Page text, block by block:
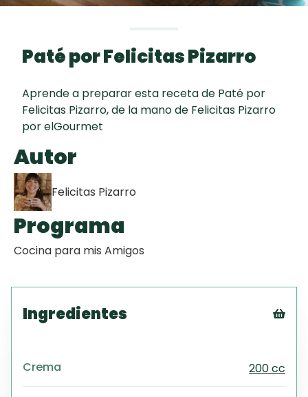
Chispas de
Chocolate
Key Lime Pie
Paté por Felicitas Pizarro
Aprende a preparar esta receta de Paté por
Felicitas Pizarro, de la mano de Felicitas Pizarro
por elGourmet
Autor
Felicitas Pizarro
Programa
Cocina para mis Amigos
Ingredientes
Crema 200 cc